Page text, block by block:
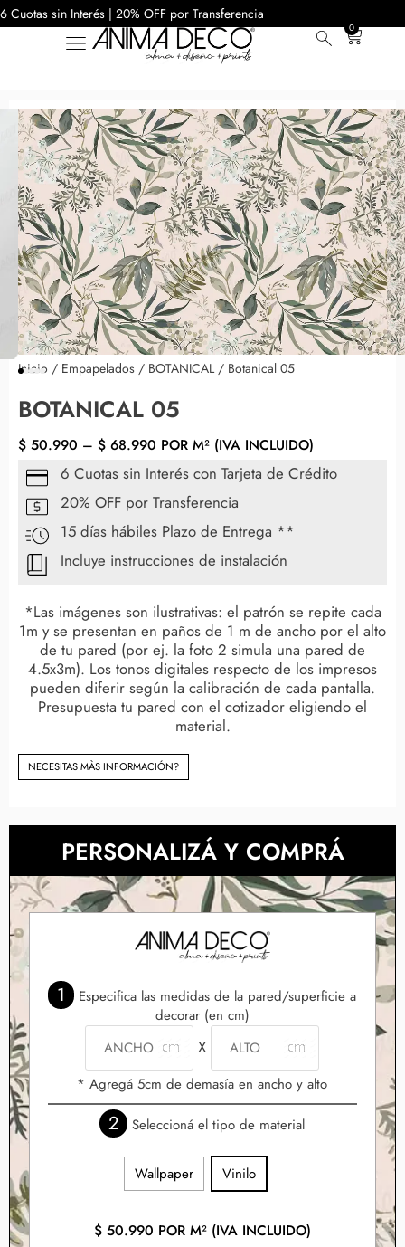
6 Cuotas sin Interés | 20% OFF por Transferencia
0
Inicio / Empapelados / BOTANICAL/ Botanical 05
BOTANICAL 05
$ 50.990 – $ 68.990 POR M² (IVA INCLUIDO)
6 Cuotas sin Interés con Tarjeta de Crédito
20% OFF por Transferencia
15 días hábiles Plazo de Entrega **
Incluye instrucciones de instalación
*Las imágenes son ilustrativas: el patrón se repite cada
1m y se presentan en paños de 1 m de ancho por el alto
de tu pared (por ej. la foto 2 simula una pared de
4.5x3m). Los tonos digitales respecto de los impresos
pueden diferir según la calibración de cada pantalla.
Presupuesta tu pared con el cotizador eligiendo el
material.
NECESITAS MÀS INFORMACIÓN?
PERSONALIZÁ Y COMPRÁ
1
Especifica las medidas de la pared/superficie a
decorar (en cm)
X
* Agregá 5cm de demasía en ancho y alto
2 Seleccioná el tipo de material
Wallpaper Vinilo
$50.990 POR M² (IVA INCLUIDO)